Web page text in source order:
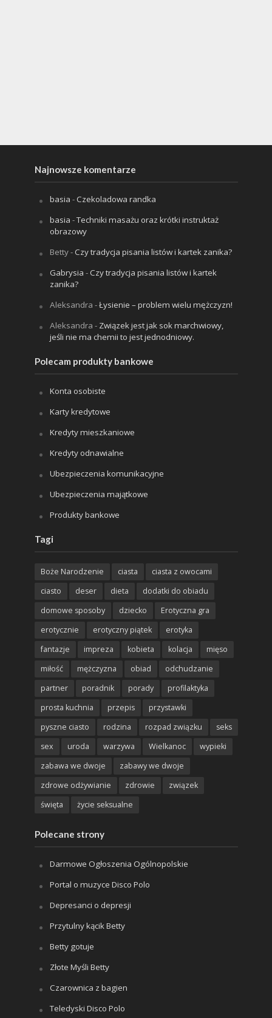
Najnowsze komentarze
basia -Czekoladowa randka
basia -Techniki masażu oraz krótki instruktaż
obrazowy
Betty-Czy tradycja pisania listów i kartek zanika?
Gabrysia -Czy tradycja pisania listów i kartek
zanika?
Aleksandra -Łysienie – problem wielu mężczyzn!
Aleksandra - Związek jest jak sok marchwiowy,
jeśli nie ma chemii to jest jednodniowy.
Polecam produkty bankowe
Konta osobiste
Karty kredytowe
Kredyty mieszkaniowe
Kredyty odnawialne
Ubezpieczenia komunikacyjne
Ubezpieczenia majątkowe
Produkty bankowe
Tagi
Boże Narodzenie ciasta
ciasta z owocami
ciasto
deser dieta
dodatki do obiadu
domowe sposoby
dziecko
Erotyczna gra
erotycznie
erotyczny piątek
erotyka
fantazje
impreza kobieta kolacja
mięso
miłość
mężczyzna obiad
odchudzanie
partner
poradnik porady
profilaktyka
prosta kuchnia
przepis
przystawki
pyszne ciasto
rodzina rozpad związku
seks
sex
uroda warzywa Wielkanoc
wypieki
zabawa we dwoje
zabawy we dwoje
zdrowe odżywianie
zdrowie
związek
święta
życie seksualne
Polecane strony
Darmowe Ogłoszenia Ogólnopolskie
Portal o muzyce Disco Polo
Depresanci o depresji
Przytulny kącik Betty
Betty gotuje
Złote Myśli Betty
Czarownica z bagien
Teledyski Disco Polo